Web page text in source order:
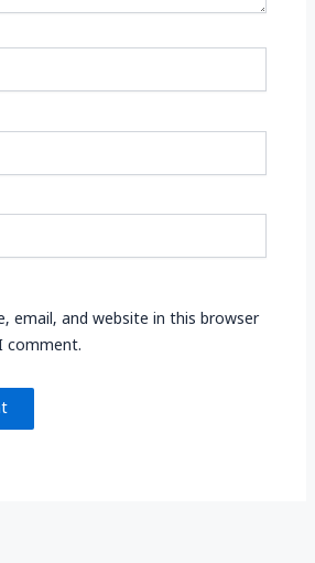
email, and website in this browser
comment.